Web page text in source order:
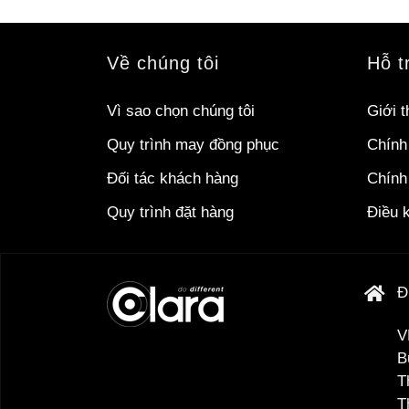
Về chúng tôi
Vì sao chọn chúng tôi
Quy trình may đồng phục
Đối tác khách hàng
Quy trình đặt hàng
Hỗ
Giới
Điều